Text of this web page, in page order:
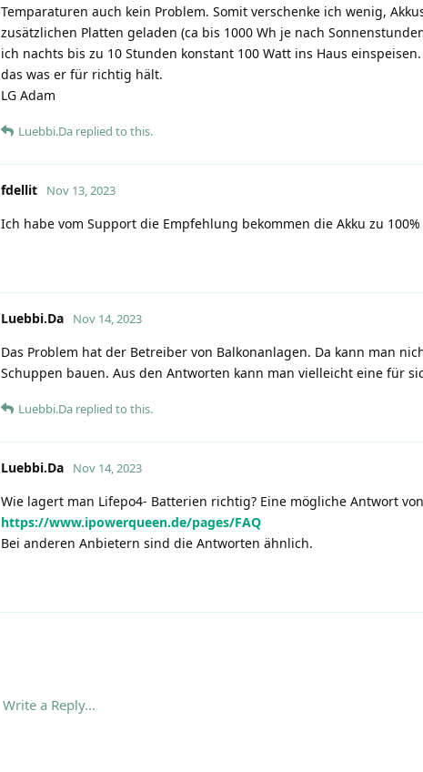
Temparaturen auch kein Problem. Somit verschenke ich wenig,
zusätzlichen Platten geladen (ca bis 1000 Wh je nach
ich nachts bis zu 10 Stunden konstant 100 Watt ins Haus
das was er für richtig hält.
LG Adam
Luebbi.Da replied to this.
fdellit Nov 13, 2023
Ich habe vom Support die Empfehlung bekommen die Akku zu
Luebbi.Da Nov 14, 2023
Das Problem hat der Betreiber von Balkonanlagen. Da kann man
Schuppen bauen. Aus den Antworten kann man vielleicht eine für
Luebbi.Da replied to this.
Luebbi.Da Nov 14, 2023
Wie lagert man Lifepo4- Batterien richtig? Eine mögliche Antwort
https://www.ipowerqueen.de/pages/FAQ
Bei anderen Anbietern sind die Antworten ähnlich.
Write a Reply...